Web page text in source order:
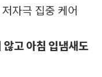
자극 집중 케어
않고 아침 입냄새도